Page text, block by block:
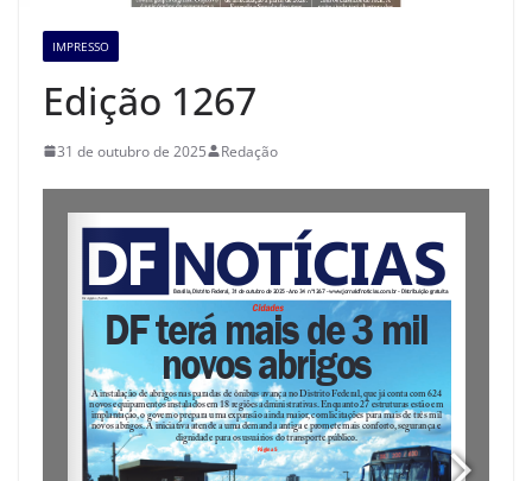
IMPRESSO
Edição 1267
31 de outubro de 2025 Redação